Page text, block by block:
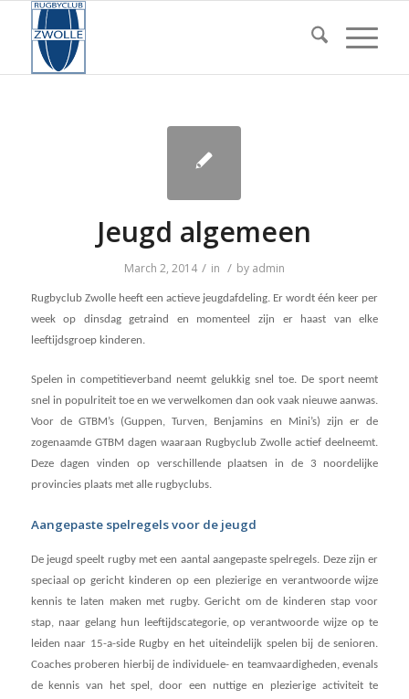
Jeugd algemeen
March 2, 2014 / in / by admin
Rugbyclub Zwolle heeft een actieve jeugdafdeling. Er wordt één keer per
week op dinsdag getraind en momenteel zijn er haast van elke
leeftijdsgroep kinderen.
Spelen in competitieverband neemt gelukkig snel toe. De sport neemt
snel in populriteit toe en we verwelkomen dan ook vaak nieuwe aanwas.
Voor de GTBM’s (Guppen, Turven, Benjamins en Mini’s) zijn er de
zogenaamde GTBM dagen waaraan Rugbyclub Zwolle actief deelneemt.
Deze dagen vinden op verschillende plaatsen in de 3 noordelijke
provincies plaats met alle rugbyclubs.
Aangepaste spelregels voor de jeugd
De jeugd speelt rugby met een aantal aangepaste spelregels. Deze zijn er
speciaal op gericht kinderen op een plezierige en verantwoorde wijze
kennis te laten maken met rugby. Gericht om de kinderen stap voor
stap, naar gelang hun leeftijdscategorie, op verantwoorde wijze op te
leiden naar 15-a-side Rugby en het uiteindelijk spelen bij de senioren.
Coaches proberen hierbij de individuele- en teamvaardigheden, evenals
de kennis van het spel, door een nuttige en plezierige activiteit te